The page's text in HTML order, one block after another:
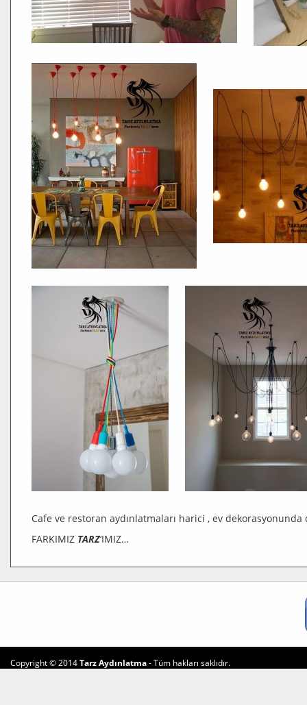
Cafe ve restoran aydınlatmaları harici , ev
FARKIMIZ TARZ‘IMIZ…
Copyright © 2014Tarz Aydınlatma- Tüm hakları saklıdır.